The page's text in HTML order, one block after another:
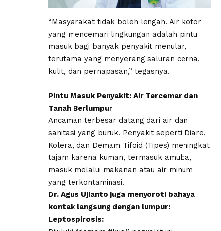
“Masyarakat tidak boleh lengah. Air kotor
yang mencemari lingkungan adalah pintu
masuk bagi banyak penyakit menular,
terutama yang menyerang saluran cerna,
kulit, dan pernapasan,” tegasnya.
Pintu Masuk Penyakit: Air Tercemar dan
Tanah Berlumpur
​Ancaman terbesar datang dari air dan
sanitasi yang buruk. Penyakit seperti Diare,
Kolera, dan Demam Tifoid (Tipes) meningkat
tajam karena kuman, termasuk amuba,
masuk melalui makanan atau air minum
yang terkontaminasi.
​Dr. Agus Ujianto juga menyoroti bahaya
kontak langsung dengan lumpur:
Leptospirosis: